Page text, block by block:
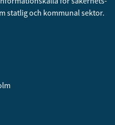
statlig och kommunal sektor.